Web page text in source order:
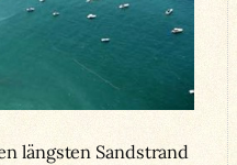
längsten Sandstrand